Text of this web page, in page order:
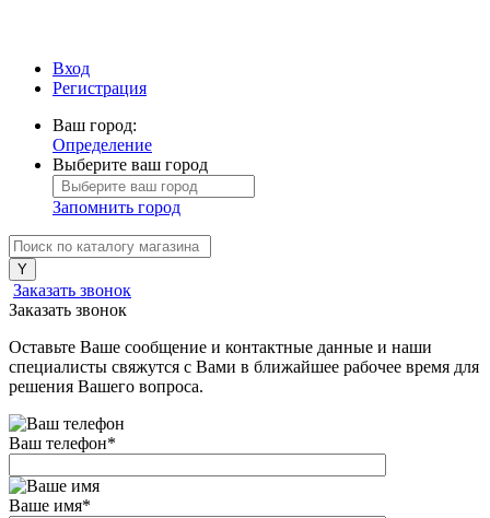
Вход
Регистрация
Ваш город:
Определение
Выберите ваш город
Запомнить город
Заказать звонок
Заказать звонок
Оставьте Ваше сообщение и контактные данные и наши
специалисты свяжутся с Вами в ближайшее рабочее время для
решения Вашего вопроса.
Ваш телефон*
Ваше имя*